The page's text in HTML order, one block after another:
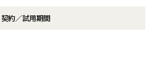
契約／試用期間